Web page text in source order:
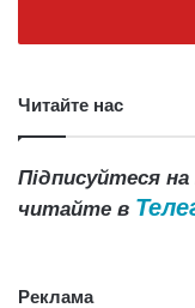
Читайте нас
Підписуйтеся на
читайте в
Реклама